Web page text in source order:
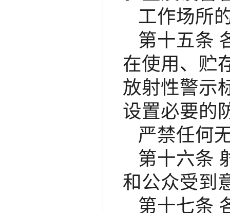
工作场所
第十五条
在使用、贮
放射性警示
设置必要的
严禁任何
第十六条
和公众受到
第十七条